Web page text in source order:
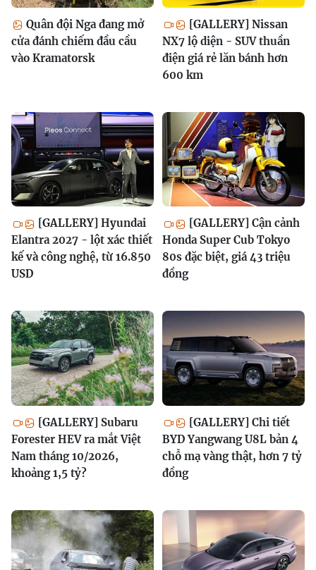
Quân đội Nga đang mở
cửa đánh chiếm đầu cầu
vào Kramatorsk
[GALLERY] Nissan
NX7 lộ diện - SUV thuần
điện giá rẻ lăn bánh hơn
600 km
[GALLERY] Hyundai
Elantra 2027 - lột xác thiết
kế và công nghệ, từ 16.850
USD
[GALLERY] Cận cảnh
Honda Super Cub Tokyo
80s đặc biệt, giá 43 triệu
đồng
[GALLERY] Subaru
Forester HEV ra mắt Việt
Nam tháng 10/2026,
khoảng 1,5 tỷ?
[GALLERY] Chi tiết
BYD Yangwang U8L bản 4
chỗ mạ vàng thật, hơn 7 tỷ
đồng